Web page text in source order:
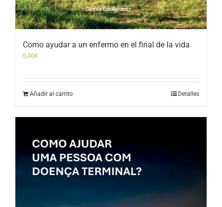
Como ayudar a un enfermo en el final de la vida
0,00€
Añadir al carrito Detalles